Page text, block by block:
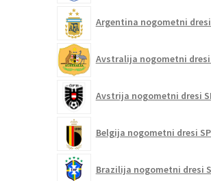
Argentina nogometni dresi
Avstralija nogometni dresi
Avstrija nogometni dresi
Belgija nogometni dresi
Brazilija nogometni dresi